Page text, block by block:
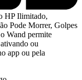
HP Ilimitado,
Pode Morrer, Golpes
Wand permite
ou
app ou pela